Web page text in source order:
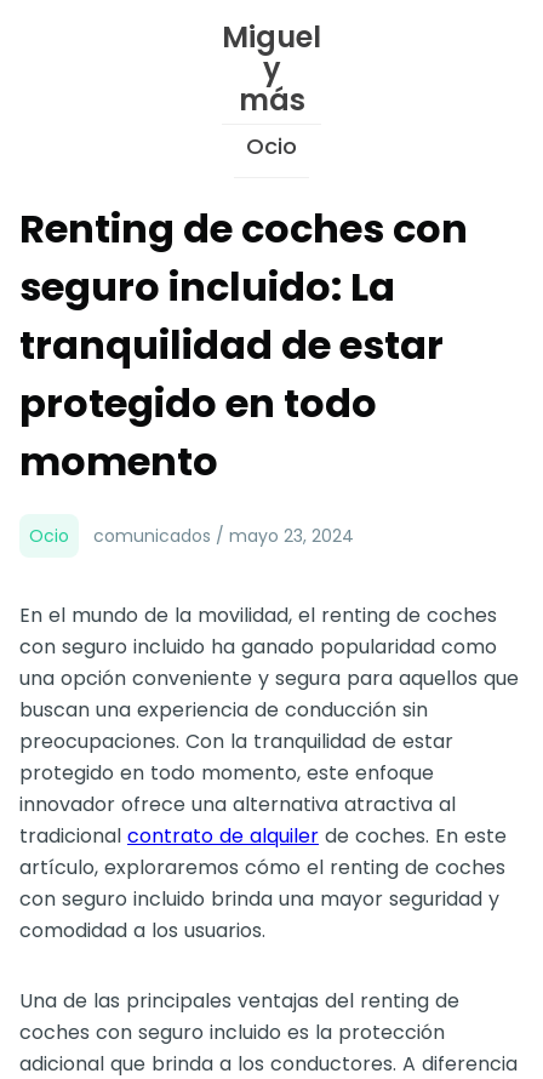
Skip
to
Content
Miguel
y
más
Ocio
Renting de coches con
seguro incluido: La
tranquilidad de estar
protegido en todo
momento
Ocio comunicados / mayo 23, 2024
En el mundo de la movilidad, el renting de coches
con seguro incluido ha ganado popularidad como
una opción conveniente y segura para aquellos que
buscan una experiencia de conducción sin
preocupaciones. Con la tranquilidad de estar
protegido en todo momento, este enfoque
innovador ofrece una alternativa atractiva al
tradicional contrato de alquiler de coches. En este
artículo, exploraremos cómo el renting de coches
con seguro incluido brinda una mayor seguridad y
comodidad a los usuarios.
Una de las principales ventajas del renting de
coches con seguro incluido es la protección
adicional que brinda a los conductores. A diferencia